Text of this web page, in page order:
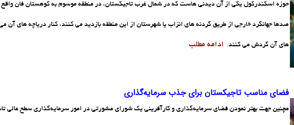
حوزه اسکندرکول یکی از آن دیدنی هاست که در شمال غرب تاجیکستان، در منطقه موسوم به کوهستان فان
صدها جهانگرد خارجی از طریق گردنه های انزاب یا شهرستان از این منطقه بازدید می کنند، کنار دریاچه های آن می
های آن گردش می کنند. ادامه مطلب
فضای مناسب تاجیکستان برای جذب سرمایه‌گذاری
مچنین جهت بهتر نمودن فضای سرمایه‌گذاری و کارآفرینی یک شورای مشورتی در امور سرمایه‌گذاری سطح